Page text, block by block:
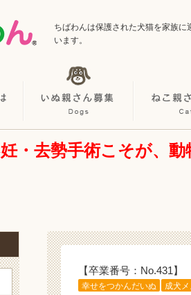
ちばわんは保護された犬猫を家族
います。
・去勢手術こそが、
【卒業番号：No.431】
幸せをつかんだいぬ 成犬